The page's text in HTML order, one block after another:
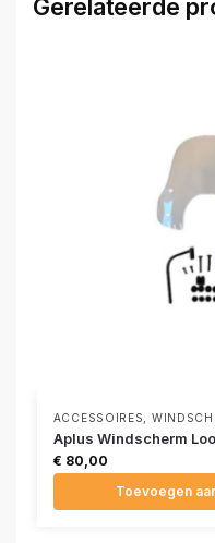
Gerelateerde
ACCESSOIRES
Aplus Windscherm
€ 80,00
Toevoegen